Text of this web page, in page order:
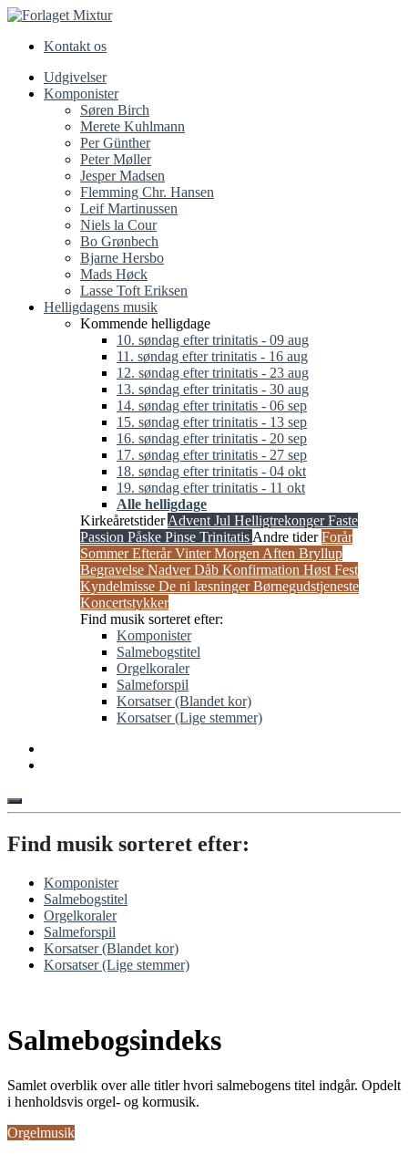
Kontakt os
Udgivelser
Komponister
Søren Birch
Merete Kuhlmann
Per Günther
Peter Møller
Jesper Madsen
Flemming Chr. Hansen
Leif Martinussen
Niels la Cour
Bo Grønbech
Bjarne Hersbo
Mads Høck
Lasse Toft Eriksen
Helligdagens musik
Kommende helligdage
10. søndag efter trinitatis - 09 aug
11. søndag efter trinitatis - 16 aug
12. søndag efter trinitatis - 23 aug
13. søndag efter trinitatis - 30 aug
14. søndag efter trinitatis - 06 sep
15. søndag efter trinitatis - 13 sep
16. søndag efter trinitatis - 20 sep
17. søndag efter trinitatis - 27 sep
18. søndag efter trinitatis - 04 okt
19. søndag efter trinitatis - 11 okt
Alle helligdage
Kirkeåretstider Advent Jul HelligtrekongerFaste
Passion Påske Pinse Trinitatis Andre tider Forår
SommerEfterårVinterMorgen Aften Bryllup
Begravelse NadverDåb Konfirmation Høst Fest
Kyndelmisse De ni læsningerBørnegudstjeneste
Koncertstykker
Find musik sorteret efter:
Komponister
Salmebogstitel
Orgelkoraler
Salmeforspil
Korsatser (Blandet kor)
Korsatser (Lige stemmer)
Find musik sorteret efter:
Komponister
Salmebogstitel
Orgelkoraler
Salmeforspil
Korsatser (Blandet kor)
Korsatser (Lige stemmer)
Salmebogsindeks
Samlet overblik over alle titler hvori salmebogens titel indgår. Opdelt
i henholdsvis orgel- og kormusik.
Orgelmusik